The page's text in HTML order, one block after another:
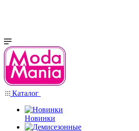
Каталог
Новинки